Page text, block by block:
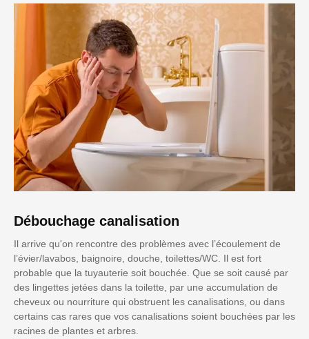
Débouchage canalisation
Il arrive qu'on rencontre des problèmes avec l’écoulement de
l’évier/lavabos, baignoire, douche, toilettes/WC. Il est fort
probable que la tuyauterie soit bouchée. Que se soit causé par
des lingettes jetées dans la toilette, par une accumulation de
cheveux ou nourriture qui obstruent les canalisations, ou dans
certains cas rares que vos canalisations soient bouchées par les
racines de plantes et arbres.